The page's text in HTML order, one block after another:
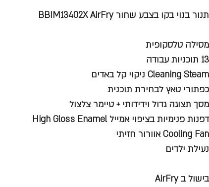
תנור בנוי בקו בצבע שחור BBIM13402X AirFry
מסילה טלסקופית
13 תוכניות עבודה
Cleaning Steam ניקוי קל באדים
כפתורי טאץ לבחירת תוכנית
מסך תצוגה גדול וידידותי + טיימר צלצול
דפנות פנימיות בציפוי אמייל High Gloss Enamel
Cooling Fan אוורור חזיתי
נעילת ילדים
בישול ב AirFry